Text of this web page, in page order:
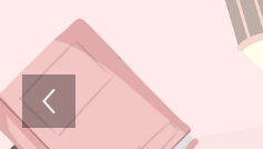
Previous